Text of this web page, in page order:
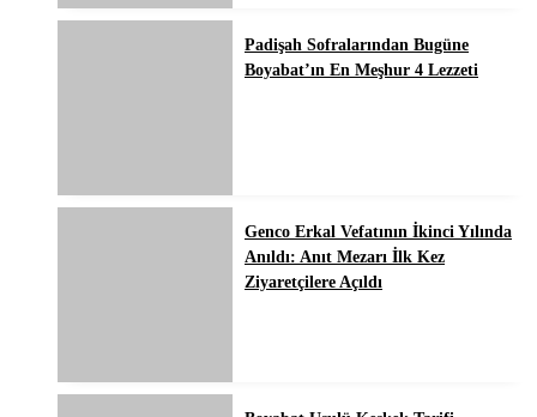
Padişah Sofralarından Bugüne
Boyabat’ın En Meşhur 4 Lezzeti
Genco Erkal Vefatının İkinci Yılında
Anıldı: Anıt Mezarı İlk Kez
Ziyaretçilere Açıldı